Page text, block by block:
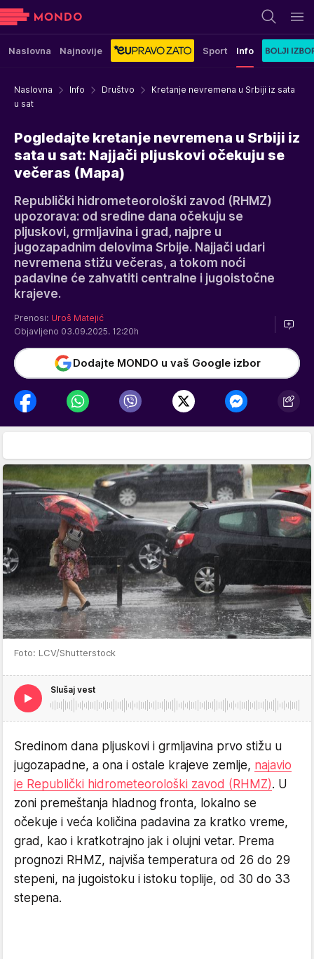
Naslovna Najnovije Sport Info
Naslovna Info Društvo
Kretanje nevremena u Srbiji iz sata
u sat
Pogledajte kretanje nevremena u Srbiji iz
sata u sat: Najjači pljuskovi očekuju se
večeras (Mapa)
Republički hidrometeorološki zavod (RHMZ)
upozorava: od sredine dana očekuju se
pljuskovi, grmljavina i grad, najpre u
jugozapadnim delovima Srbije. Najjači udari
nevremena stižu večeras, a tokom noći
padavine će zahvatiti centralne i jugoistočne
krajeve.
Prenosi: Uroš Matejić
Objavljeno 03.09.2025. 12:20h
Dodajte MONDO u vaš Google izbor
Foto: LCV/Shutterstock
Slušaj vest
Sredinom dana pljuskovi i grmljavina prvo stižu u
jugozapadne, a ona i ostale krajeve zemlje, najavio
je Republički hidrometeorološki zavod (RHMZ). U
zoni premeštanja hladnog fronta, lokalno se
očekuje i veća količina padavina za kratko vreme,
grad, kao i kratkotrajno jak i olujni vetar. Prema
prognozi RHMZ, najviša temperatura od 26 do 29
stepeni, na jugoistoku i istoku toplije, od 30 do 33
stepena.